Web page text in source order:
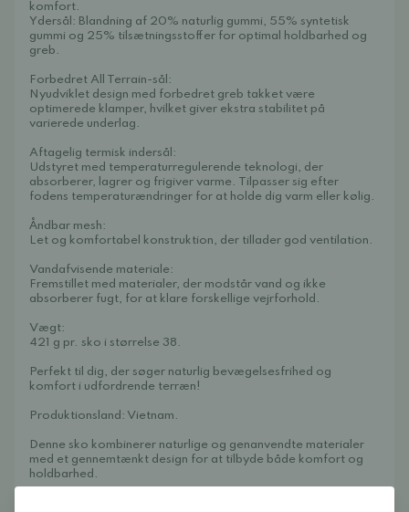
komfort.
Ydersål: Blandning af 20% naturlig gummi, 55% syntetisk
gummi og 25% tilsætningsstoffer for optimal holdbarhed og
greb.
Forbedret All Terrain-sål:
Nyudviklet design med forbedret greb takket være
optimerede klamper, hvilket giver ekstra stabilitet på
varierede underlag.
Aftagelig termisk indersål:
Udstyret med temperaturregulerende teknologi, der
absorberer, lagrer og frigiver varme. Tilpasser sig efter
fodens temperaturændringer for at holde dig varm eller kølig.
Åndbar mesh:
Let og komfortabel konstruktion, der tillader god ventilation.
Vandafvisende materiale:
Fremstillet med materialer, der modstår vand og ikke
absorberer fugt, for at klare forskellige vejrforhold.
Vægt:
421 g pr. sko i størrelse 38.
Perfekt til dig, der søger naturlig bevægelsesfrihed og
komfort i udfordrende terræn!
Produktionsland: Vietnam.
Denne sko kombinerer naturlige og genanvendte materialer
med et gennemtænkt design for at tilbyde både komfort og
holdbarhed.